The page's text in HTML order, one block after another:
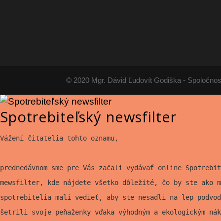
© 2020 Mgr. Dávid Ľudovít Godiška -
Spotrebiteľský newsfilter
Vážení čitatelia tohto oznamu,
prednedávnom sme pre Vás začali vydávať online
mewsfilter, kde nájdete všetko dôležité, čo by ste ako
spotrebitelia mali vedieť, aby ste nesadli na lep
šetrili svoje peňaženky vďaka výhodným a ekologickým